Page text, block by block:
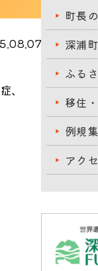
、
町長
深浦
ふる
移住
例規集
アク